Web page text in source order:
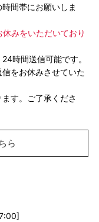
間帯にお願いしま
みをいただいており
時間送信可能です。
をお休みさせていた
す。ご了承くださ
ら